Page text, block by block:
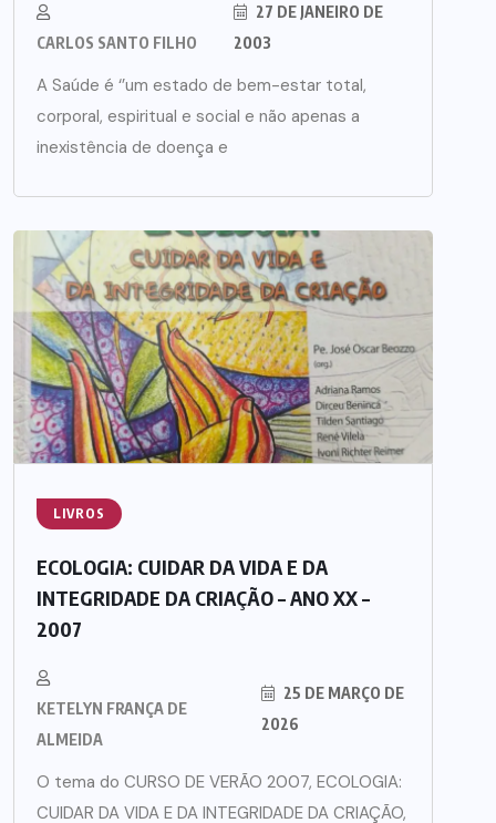
CARLOS SANTO FILHO
27 DE JANEIRO DE
2003
A Saúde é ‘’um estado de bem-estar total,
corporal, espiritual e social e não apenas a
inexistência de doença e
LIVROS
ECOLOGIA: CUIDAR DA VIDA E DA
INTEGRIDADE DA CRIAÇÃO – ANO XX –
2007
KETELYN FRANÇA DE
ALMEIDA
25 DE MARÇO DE
2026
O tema do CURSO DE VERÃO 2007, ECOLOGIA:
CUIDAR DA VIDA E DA INTEGRIDADE DA CRIAÇÃO,